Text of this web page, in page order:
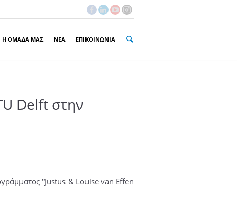
Η ΟΜΑΔΑ ΜΑΣ ΝΕΑ ΕΠΙΚΟΙΝΩΝΙΑ
Delft στην
“Justus & Louise van Effen